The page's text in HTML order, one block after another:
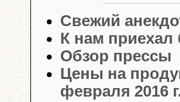
Свежий
К нам приехал
Обзор прессы
Цены на
февраля 2016